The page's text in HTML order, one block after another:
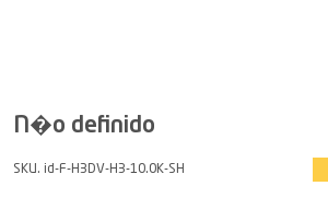
N�o definido
SKU. id-F-H3DV-H3-10.0K-SH